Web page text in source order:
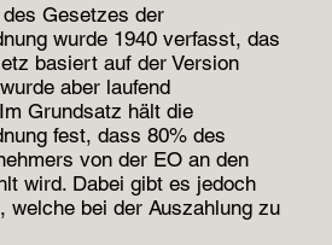
Gesetzes der
wurde 1940 verfasst, das
basiert auf der Version
aber laufend
Grundsatz hält die
fest, dass 80% des
von der EO an den
wird. Dabei gibt es jedoch
welche bei der Auszahlung zu